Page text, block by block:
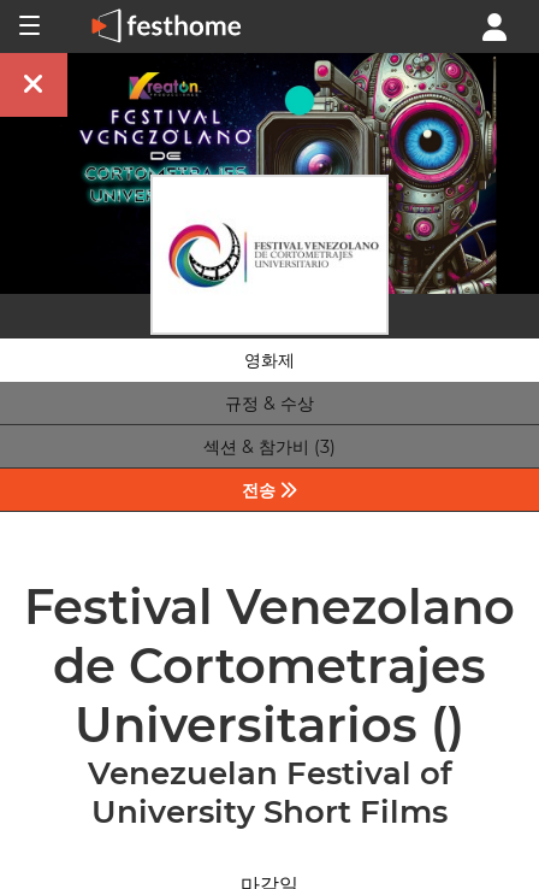
영화제
규정 & 수상
섹션 & 참가비 (3)
전송
Festival Venezolano
de Cortometrajes
Universitarios ()
Venezuelan Festival of
University Short Films